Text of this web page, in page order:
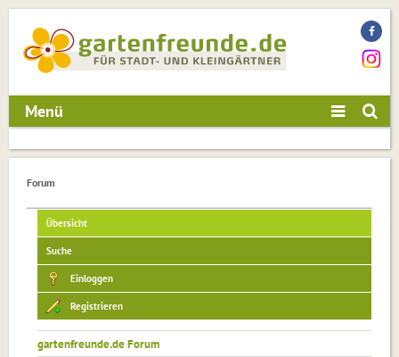
Menü
Forum
Übersicht
Suche
Einloggen
Registrieren
gartenfreunde.de Forum